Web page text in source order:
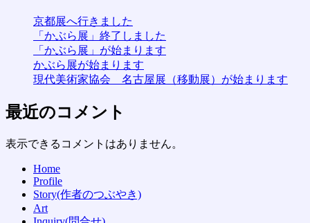
京都展へ行きました
「かぶら展」終了しました
「かぶら展」が始まります
かぶら展が始まります
現代美術家協会 名古屋展（移動展）が始まります
最近のコメント
表示できるコメントはありません。
Home
Profile
Story(作者のつぶやき)
Art